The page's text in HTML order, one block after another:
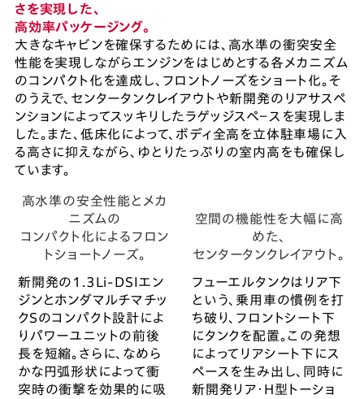
さを実現した、
高効率パッケージング。
大きなキャビンを確保するためには、高水準の衝突安全
性能を実現しながらエンジンをはじめとする各メカニズム
のコンパクト化を達成し、フロントノーズをショート化。そ
のうえで、センタータンクレイアウトや新開発のリアサスペ
ンションによってスッキリしたラゲッジスペ−スを実現しま
した。また、低床化によって、ボディ全高を立体駐車場に入
る高さに抑えながら、ゆとりたっぷりの室内高をも確保し
ています。
高水準の安全性能とメカ
ニズムの
コンパクト化によるフロン
トショートノーズ。
新開発の1.3Li-DSIエン
ジンとホンダマルチマチッ
クSのコンパクト設計によ
りパワーユニットの前後
長を短縮。さらに、なめら
かな円弧形状によって衝
突時の衝撃を効果的に吸
空間の機能性を大幅に高
めた、
センタータンクレイアウト。
フューエルタンクはリア下
という、乗用車の慣例を打
ち破り、フロントシート下
にタンクを配置。この発想
によってリアシート下にス
ペースを生み出し、同時に
新開発リア・H型トーショ